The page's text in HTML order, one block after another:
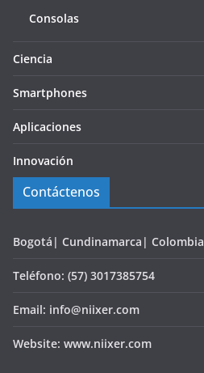
Consolas
Ciencia
Smartphones
Aplicaciones
Innovación
Contáctenos
Bogotá| Cundinamarca| Colombia
Teléfono: (57) 3017385754
Email: info@niixer.com
Website: www.niixer.com